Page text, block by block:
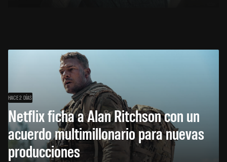
HACE 2 DÍAS
Netflix ficha a Alan Ritchson con un
acuerdo multimillonario para nuevas
producciones